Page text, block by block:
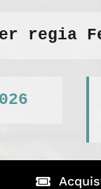
regia